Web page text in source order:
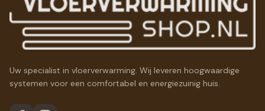
Uw specialist in vloerverwarming. Wij leveren hoogwaardige
systemen voor een comfortabel en energiezuinig huis.